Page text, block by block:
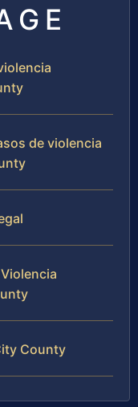
de violencia
County